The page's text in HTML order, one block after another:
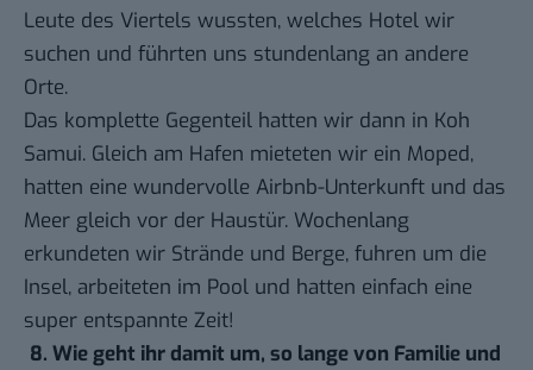
Leute des Viertels wussten, welches Hotel wir
suchen und führten uns stundenlang an andere
Orte.
Das komplette Gegenteil hatten wir dann in Koh
Samui. Gleich am Hafen mieteten wir ein Moped,
hatten eine wundervolle Airbnb-Unterkunft und das
Meer gleich vor der Haustür. Wochenlang
erkundeten wir Strände und Berge, fuhren um die
Insel, arbeiteten im Pool und hatten einfach eine
super entspannte Zeit!
8. Wie geht ihr damit um, so lange von Familie und